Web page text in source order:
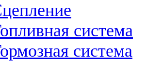
система
система